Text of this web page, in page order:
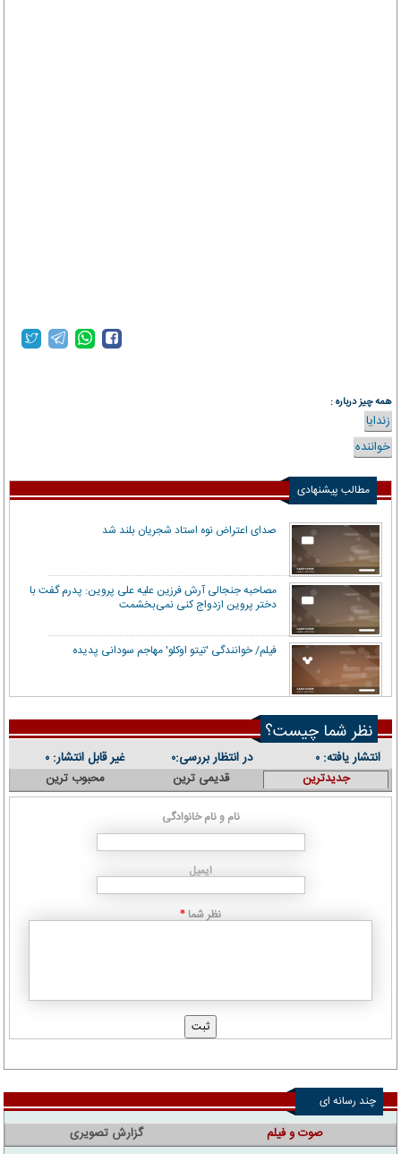
همه چیز درباره :
زندایا
خواننده
مطالب پیشنهادی
صدای اعتراض نوه استاد شجریان بلند شد
مصاحبه جنجالی آرش فرزین علیه علی پروین: پدرم گفت با
دختر پروین ازدواج کنی نمی‌بخشمت
فیلم/ خوانندگی 'تیتو اوکلو' مهاجم سودانی پدیده
نظر شما چیست؟
انتشار یافته: ۰ در انتظار بررسی:۰ غیر قابل انتشار: ۰
جدیدترین قدیمی ترین محبوب ترین
نام و نام خانوادگی
ایمیل
نظر شما *
چند رسانه ای
صوت و فیلم گزارش تصویری